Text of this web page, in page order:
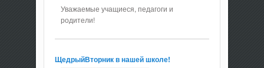
Уважаемые учащиеся, педагоги и
родители!
ЩедрыйВторник в нашей школе!